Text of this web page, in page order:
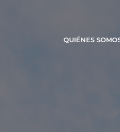
QUIÉNES